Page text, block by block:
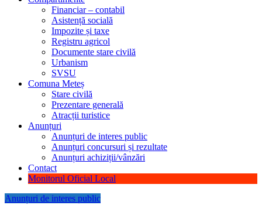
Financiar – contabil
Asistență socială
Impozite și taxe
Registru agricol
Documente stare civilă
Urbanism
SVSU
Comuna Meteș
Stare civilă
Prezentare generală
Atracții turistice
Anunțuri
Anunțuri de interes public
Anunțuri concursuri și rezultate
Anunțuri achiziții/vânzări
Contact
Monitorul Oficial Local
Anunțuri de interes public